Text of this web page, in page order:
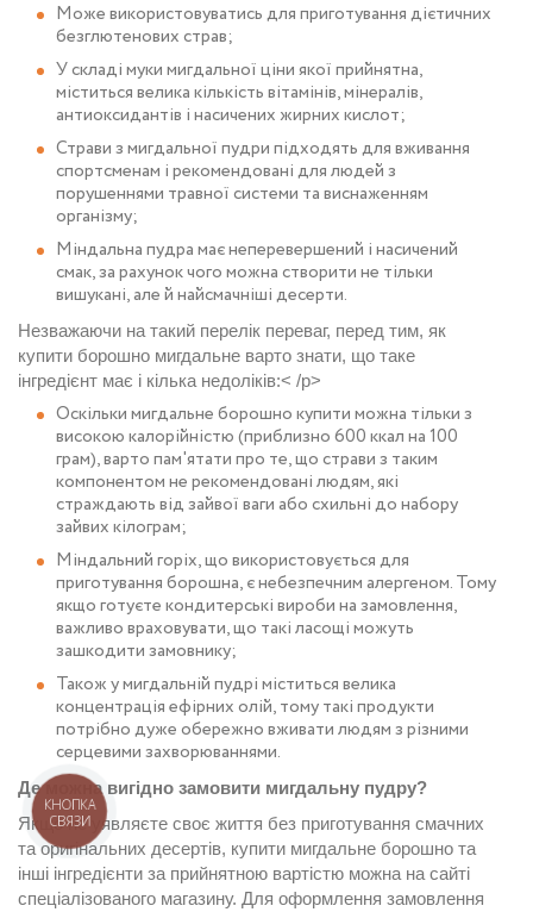
Може використовуватись для приготування дієтичних
безглютенових страв;
У складімуки мигдальної ціниякої прийнятна,
міститься велика кількість вітамінів, мінералів,
антиоксидантів і насичених жирних кислот;
Страви з мигдальної пудри підходять для вживання
спортсменам і рекомендовані для людей з
порушеннями травної системи та виснаженням
організму;
Міндальна пудра має неперевершений і насичений
смак, за рахунок чого можна створити не тільки
вишукані, але й найсмачніші десерти.
Незважаючи на такий перелік переваг, перед тим, як
купити борошно мигдальне варто знати, що таке
інгредієнт має і кілька недоліків:< /p>
Оскількимигдальне борошно купитиможна тільки з
високою калорійністю (приблизно 600 ккал на 100
грам), варто пам'ятати про те, що страви з таким
компонентом не рекомендовані людям, які
страждають від зайвої ваги або схильні до набору
зайвих кілограм;
Міндальний горіх, що використовується для
приготування борошна, є небезпечним алергеном. Тому
якщо готуєте кондитерські вироби на замовлення,
важливо враховувати, що такі ласощі можуть
зашкодити замовнику;
Також у мигдальній пудрі міститься велика
концентрація ефірних олій, тому такі продукти
потрібно дуже обережно вживати людям з різними
серцевими захворюваннями.
Де можна вигідно замовити мигдальну пудру?
Якщо не уявляєте своє життя без приготування смачних
та оригінальних десертів, купити мигдальне борошно та
інші інгредієнти за прийнятною вартістю можна на сайті
спеціалізованого магазину. Для оформлення замовлення
КНОПКА
СВЯЗИ